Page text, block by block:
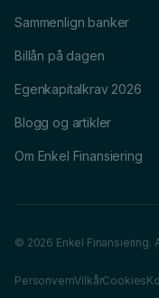
Sammenlign banker
Billån på dagen
Egenkapitalkrav 2026
Blogg og artikler
Om Enkel Finansiering
© 2026 Enkel Finansiering.
PersonvernVilkårCookies